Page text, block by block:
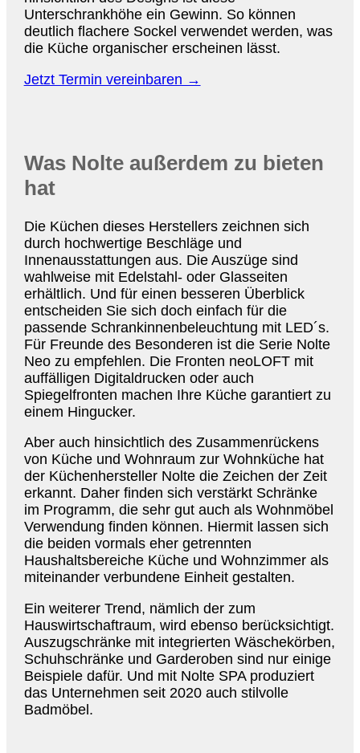
Unterschrankhöhe ein Gewinn. So können
deutlich flachere Sockel verwendet werden, was
die Küche organischer erscheinen lässt.
Jetzt Termin vereinbaren →
Was Nolte außerdem zu bieten
hat
Die Küchen dieses Herstellers zeichnen sich
durch hochwertige Beschläge und
Innenausstattungen aus. Die Auszüge sind
wahlweise mit Edelstahl- oder Glasseiten
erhältlich. Und für einen besseren Überblick
entscheiden Sie sich doch einfach für die
passende Schrankinnenbeleuchtung mit LED´s.
Für Freunde des Besonderen ist die Serie Nolte
Neo zu empfehlen. Die Fronten neoLOFT mit
auffälligen Digitaldrucken oder auch
Spiegelfronten machen Ihre Küche garantiert zu
einem Hingucker.
Aber auch hinsichtlich des Zusammenrückens
von Küche und Wohnraum zur Wohnküche hat
der Küchenhersteller Nolte die Zeichen der Zeit
erkannt. Daher finden sich verstärkt Schränke
im Programm, die sehr gut auch als Wohnmöbel
Verwendung finden können. Hiermit lassen sich
die beiden vormals eher getrennten
Haushaltsbereiche Küche und Wohnzimmer als
miteinander verbundene Einheit gestalten.
Ein weiterer Trend, nämlich der zum
Hauswirtschaftraum, wird ebenso berücksichtigt.
Auszugschränke mit integrierten Wäschekörben,
Schuhschränke und Garderoben sind nur einige
Beispiele dafür. Und mit Nolte SPA produziert
das Unternehmen seit 2020 auch stilvolle
Badmöbel.